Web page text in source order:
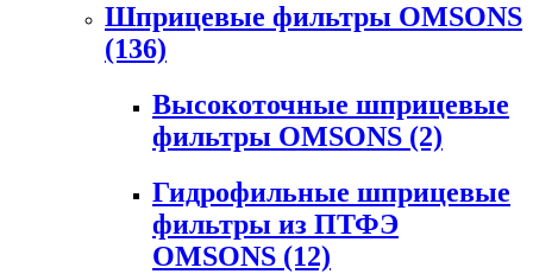
Шприцевые фильтры OMSONS
(136)
Высокоточные шприцевые
фильтры OMSONS (2)
Гидрофильные шприцевые
фильтры из ПТФЭ
OMSONS (12)